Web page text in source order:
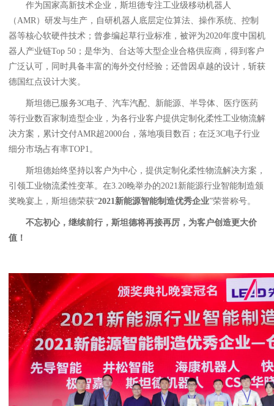
作为国家高新技术企业，斯坦德专注工业级移动机器人
（AMR）研发与生产，自研机器人底层定位算法、操作系统、控制
器等核心软硬件技术；曾参编起草行业标准，被评为2020年度中国机
器人产业链Top 50；是华为、台达等大型企业合格供应商，得到客户
广泛认可，同时具备丰富的海外交付经验；还曾因卓越的设计，斩获
德国红点设计大奖。
斯坦德已服务3C电子、汽车汽配、新能源、半导体、医疗医药
等行业数百家制造型企业，为各行业客户提供定制化柔性工业物流解
决方案，累计交付AMR超2000台，落地项目数百；在泛3C电子行业
细分市场占有率TOP1。
斯坦德始终坚持以客户为中心，提供定制化柔性物流解决方案，
引领工业物流柔性变革。在3.20晚举办的2021新能源行业智能制造颁
奖晚宴上，斯坦德荣获“2021新能源智能制造优秀企业”荣誉称号。
不忘初心，继续前行，斯坦德将再接再厉，为客户创造更大价
值！